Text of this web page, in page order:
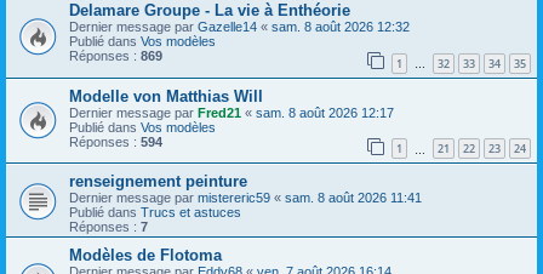
Delamare Groupe - La vie à Enthéorie
Dernier message par Gazelle14 « sam. 8 août 2026 12:32
Publié dans Vos modèles
Réponses : 869 1 … 32 33 34 35
Modelle von Matthias Will
Dernier message par Fred21 « sam. 8 août 2026 12:17
Publié dans Vos modèles
Réponses : 594 1 21 22 23 24
renseignement peinture
Dernier message par mistereric59 « sam. 8 août 2026 11:41
Publié dans Trucs et astuces
Réponses : 7
Modèles de Flotoma